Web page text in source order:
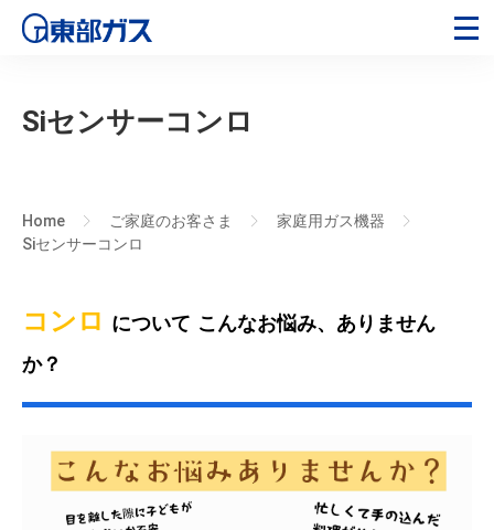
Siセンサーコンロ
Home ご家庭のお客さま 家庭用ガス機器
Siセンサーコンロ
コンロ について こんなお悩み、ありません
か？